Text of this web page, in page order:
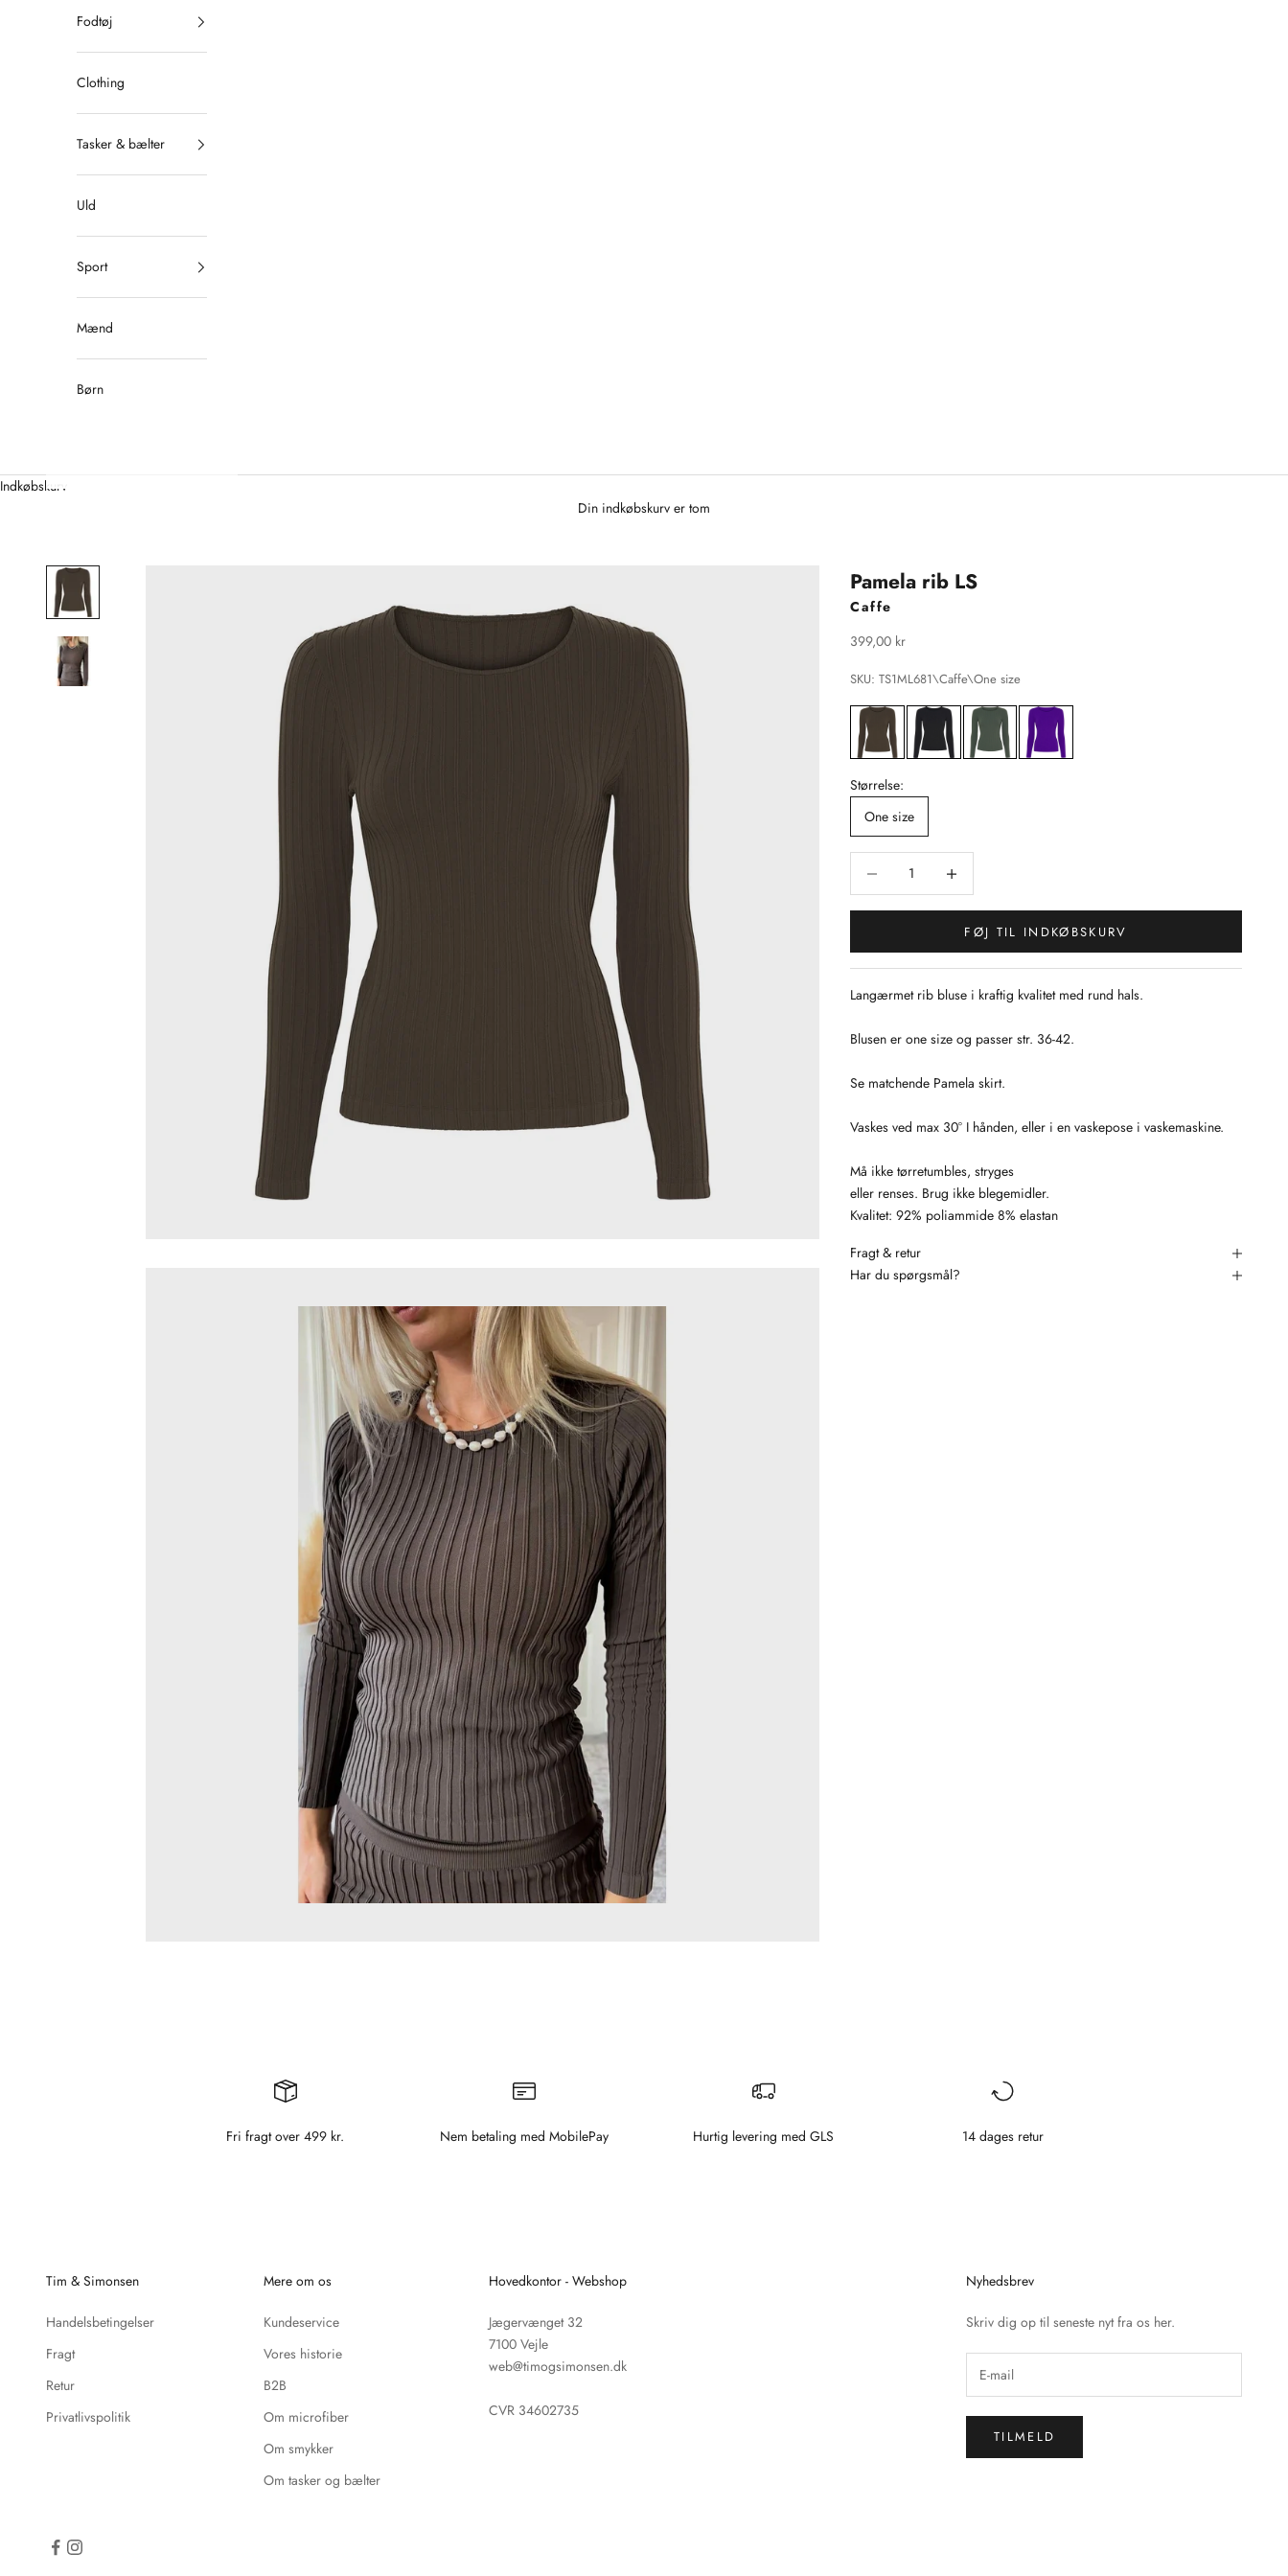
Fodtøj
Clothing
Tasker & bælter
Uld
Sport
Mænd
Børn
Indkøbskurv
Din indkøbskurv er tom
Pamela rib LS
Caffe
Salgspris
399,00 kr
SKU: TS1ML681\Caffe\One size
Størrelse:
One size
FØJ TIL INDKØBSKURV
Langærmet rib bluse i kraftig kvalitet med rund hals.
Blusen er one size og passer str. 36-42.
Se matchende Pamela skirt.
Vaskes ved max 30° I hånden, eller i en vaskepose i vaskemaskine.
Må ikke tørretumbles, stryges
eller renses. Brug ikke blegemidler.
Kvalitet: 92% poliammide 8% elastan
Fragt & retur
Har du spørgsmål?
Fri fragt over 499 kr. Nem betaling med MobilePay Hurtig levering med GLS 14 dages retur
Tim & Simonsen
Handelsbetingelser
Fragt
Retur
Privatlivspolitik
Mere om os
Kundeservice
Vores historie
B2B
Om microfiber
Om smykker
Om tasker og bælter
Hovedkontor - Webshop
Jægervænget 32
7100 Vejle
web@timogsimonsen.dk
CVR 34602735
Nyhedsbrev
Skriv dig op til seneste nyt fra os her.
TILMELD